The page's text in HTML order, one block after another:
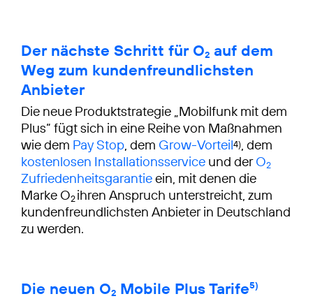
Der nächste Schritt für O2 auf dem
Weg zum kundenfreundlichsten
Anbieter
Die neue Produktstrategie „Mobilfunk mit dem
Plus“ fügt sich in eine Reihe von Maßnahmen
wie dem Pay Stop, dem Grow-Vorteil4), dem
kostenlosen Installationsservice und derO2
Zufriedenheitsgarantieein, mit denen die
Marke O2ihren Anspruch unterstreicht, zum
kundenfreundlichsten Anbieter in Deutschland
zu werden.
Die neuen O2 Mobile Plus Tarife5)